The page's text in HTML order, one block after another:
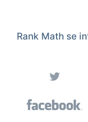
Rank Math se